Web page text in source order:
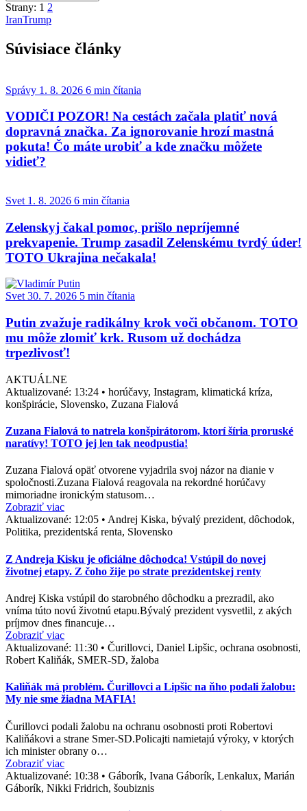
Strany: 1 2
IranTrump
Súvisiace články
Správy 1. 8. 2026 6 min čítania
VODIČI POZOR! Na cestách začala platiť nová
dopravná značka. Za ignorovanie hrozí mastná
pokuta! Čo máte urobiť a kde značku môžete
vidieť?
Svet 1. 8. 2026 6 min čítania
Zelenskyj čakal pomoc, prišlo nepríjemné
prekvapenie. Trump zasadil Zelenskému tvrdý úder!
TOTO Ukrajina nečakala!
Svet 30. 7. 2026 5 min čítania
Putin zvažuje radikálny krok voči občanom. TOTO
mu môže zlomiť krk. Rusom už dochádza
trpezlivosť!
AKTUÁLNE
Aktualizované: 13:24 • horúčavy, Instagram, klimatická kríza,
konšpirácie, Slovensko, Zuzana Fialová
Zuzana Fialová to natrela konšpirátorom, ktorí šíria proruské
naratívy! TOTO jej len tak neodpustia!
Zuzana Fialová opäť otvorene vyjadrila svoj názor na dianie v
spoločnosti.Zuzana Fialová reagovala na rekordné horúčavy
mimoriadne ironickým statusom…
Zobraziť viac
Aktualizované: 12:05 • Andrej Kiska, bývalý prezident, dôchodok,
Politika, prezidentská renta, Slovensko
Z Andreja Kisku je oficiálne dôchodca! Vstúpil do novej
životnej etapy. Z čoho žije po strate prezidentskej renty
Andrej Kiska vstúpil do starobného dôchodku a prezradil, ako
vníma túto novú životnú etapu.Bývalý prezident vysvetlil, z akých
príjmov dnes financuje…
Zobraziť viac
Aktualizované: 11:30 • Čurillovci, Daniel Lipšic, ochrana osobnosti,
Robert Kaliňák, SMER-SD, žaloba
Kaliňák má problém. Čurillovci a Lipšic na ňho podali žalobu:
My nie sme žiadna MAFIA!
Čurillovci podali žalobu na ochranu osobnosti proti Robertovi
Kaliňákovi a strane Smer-SD.Policajti namietajú výroky, v ktorých
ich minister obrany o…
Zobraziť viac
Aktualizované: 10:38 • Gáborík, Ivana Gáborík, Lenkalux, Marián
Gáborík, Nikki Fridrich, šoubiznis